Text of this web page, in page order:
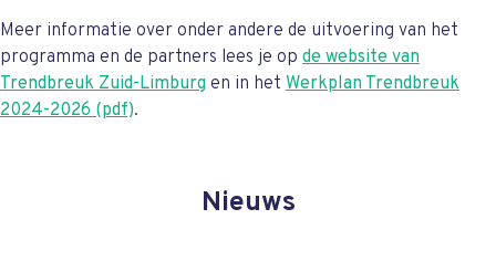
Meer informatie over onder andere de uitvoering van het
programma en de partners lees je op de website van
Trendbreuk Zuid-Limburg en in het Werkplan Trendbreuk
2024-2026 (pdf).
Nieuws